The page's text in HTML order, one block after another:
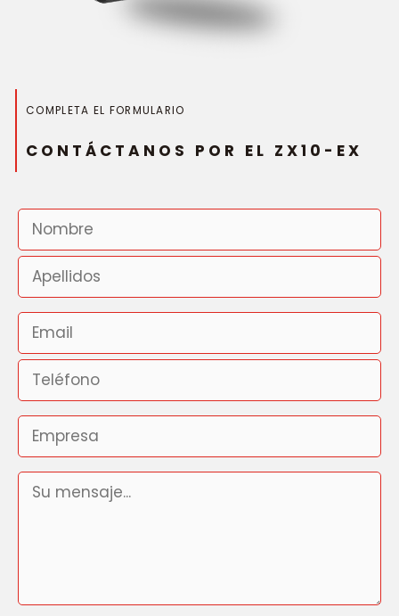
COMPLETA EL FORMULARIO
CONTÁCTANOS POR EL ZX10-EX